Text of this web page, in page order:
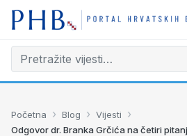
Početna › Blog › Vijesti ›
Odgovor dr. Branka Grčića na četiri